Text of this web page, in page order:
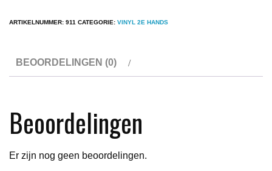
ARTIKELNUMMER: 911 CATEGORIE: VINYL 2E HANDS
BEOORDELINGEN (0)
Beoordelingen
Er zijn nog geen beoordelingen.